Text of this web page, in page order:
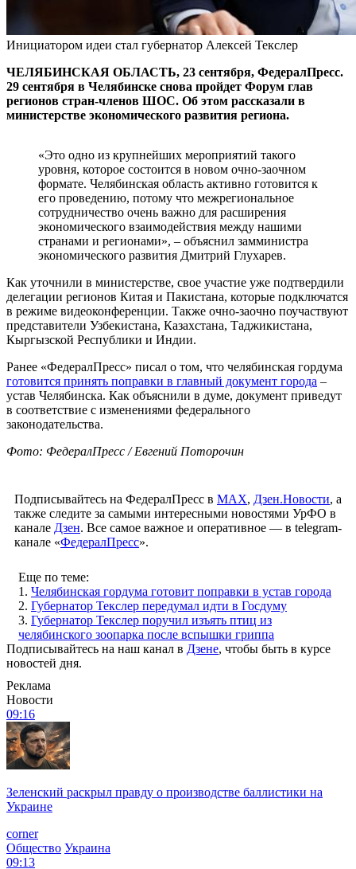
Инициатором идеи стал губернатор Алексей Текслер
ЧЕЛЯБИНСКАЯ ОБЛАСТЬ, 23 сентября, ФедералПресс.
29 сентября в Челябинске снова пройдет Форум глав
регионов стран-членов ШОС. Об этом рассказали в
министерстве экономического развития региона.
«Это одно из крупнейших мероприятий такого
уровня, которое состоится в новом очно-заочном
формате. Челябинская область активно готовится к
его проведению, потому что межрегиональное
сотрудничество очень важно для расширения
экономического взаимодействия между нашими
странами и регионами», – объяснил замминистра
экономического развития Дмитрий Глухарев.
Как уточнили в министерстве, свое участие уже подтвердили
делегации регионов Китая и Пакистана, которые подключатся
в режиме видеоконференции. Также очно-заочно поучаствуют
представители Узбекистана, Казахстана, Таджикистана,
Кыргызской Республики и Индии.
Ранее «ФедералПресс» писал о том, что челябинская гордума
готовится принять поправки в главный документ города –
устав Челябинска. Как объяснили в думе, документ приведут
в соответствие с изменениями федерального
законодательства.
Фото: ФедералПресс / Евгений Поторочин
Подписывайтесь на ФедералПресс в МАХ, Дзен.Новости, а
также следите за самыми интересными новостями УрФО в
канале Дзен. Все самое важное и оперативное — в telegram-
канале «ФедералПресс».
Еще по теме:
1. Челябинская гордума готовит поправки в устав города
2. Губернатор Текслер передумал идти в Госдуму
3. Губернатор Текслер поручил изъять птиц из
челябинского зоопарка после вспышки гриппа
Подписывайтесь на наш канал в Дзене, чтобы быть в курсе
новостей дня.
Реклама
Новости
09:16
Зеленский раскрыл правду о производстве баллистики на
Украине
corner
Общество Украина
09:13